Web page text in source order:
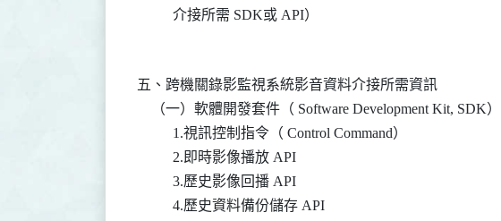
五、跨機關錄影監視系統影音資料介接所需資訊
    （一）軟體開發套件（ Software Development Kit, SDK）
          1.視訊控制指令（ Control Command）
          2.即時影像播放 API
          3.歷史影像回播 API
          4.歷史資料備份儲存 API